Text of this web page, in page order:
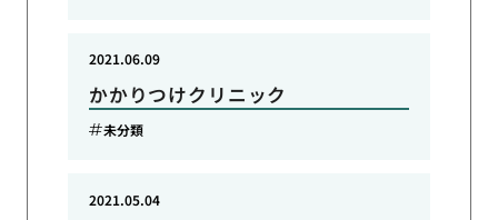
かかりつけクリニック
2021.06.09
未分類
2021.05.04